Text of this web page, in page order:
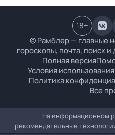
© Рамблер — главные
гороскопы, почта, поиск
Полная версия
Условия использования
Политика
Все
18+
На информационном
рекомендательные